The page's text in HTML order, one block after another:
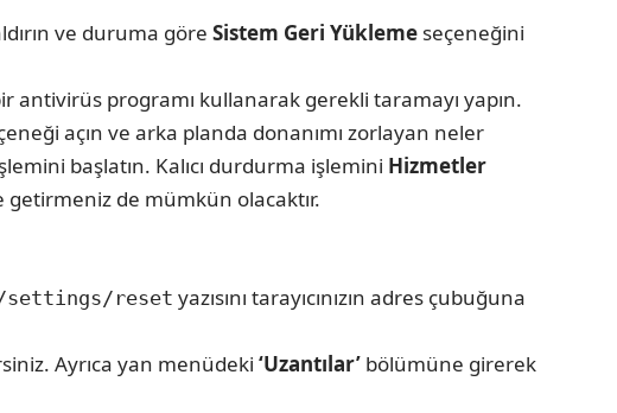
ve duruma göre Sistem Geri Yükleme seçeneğini
antivirüs programı kullanarak gerekli taramayı yapın.
açın ve arka planda donanımı zorlayan neler
başlatın. Kalıcı durdurma işlemini Hizmetler
getirmeniz de mümkün olacaktır.
settings/reset yazısını tarayıcınızın adres çubuğuna
Ayrıca yan menüdeki ‘Uzantılar’ bölümüne girerek